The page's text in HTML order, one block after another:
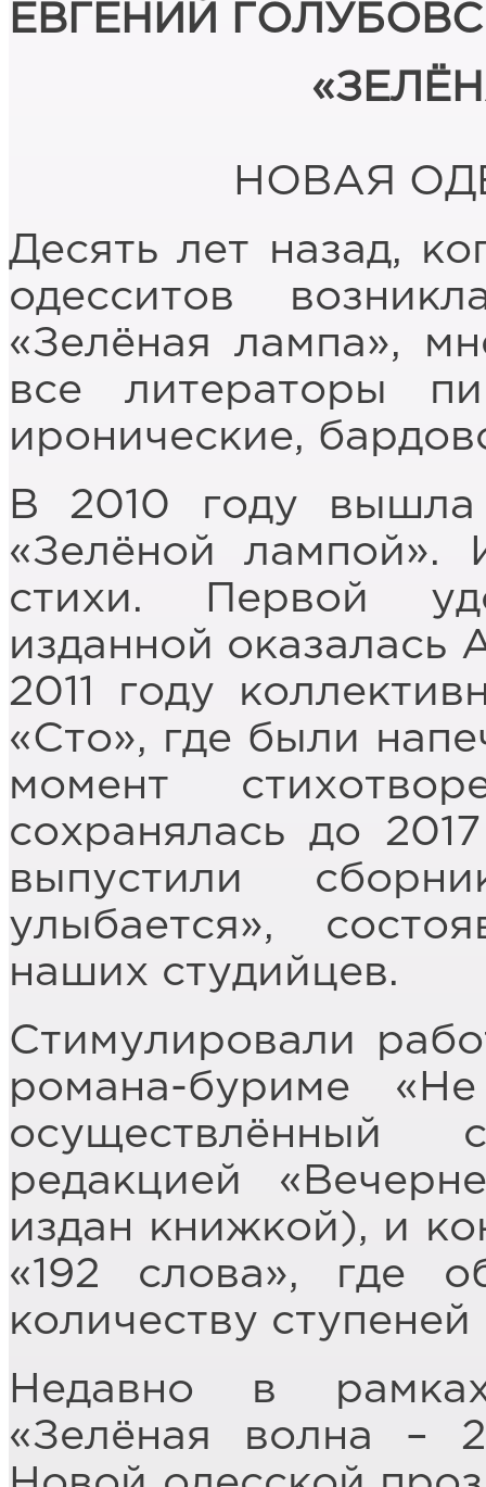
ЕВГЕНИЙ
НОВАЯ
Десять лет назад,
одесситов
«Зелёная лампа»,
все литераторы
иронические,
В 2010 году вышла
«Зелёной лампой».
стихи. Первой
изданной оказалась
2011 году
«Сто», где были
момент
сохранялась до
выпустили
улыбается»,
наших студийцев.
Стимулировали
романа-буриме
осуществлённый
редакцией
издан книжкой), и
«192 слова», где
количеству
Недавно в
«Зелёная волна –